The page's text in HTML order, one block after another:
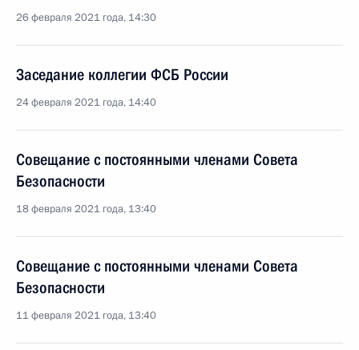
26 февраля 2021 года, 14:30
Заседание коллегии ФСБ России
24 февраля 2021 года, 14:40
Совещание с постоянными членами Совета
Безопасности
18 февраля 2021 года, 13:40
Совещание с постоянными членами Совета
Безопасности
11 февраля 2021 года, 13:40